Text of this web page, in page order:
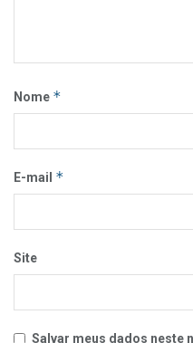
Nome *
E-mail *
Site
Salvar meus dados neste